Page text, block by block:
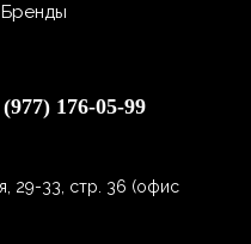
Бренды
176-05-99
29-33, стр. 36 (офис